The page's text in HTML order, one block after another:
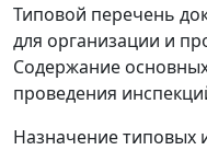
Типовой перечень
для организации и
Содержание
проведения
Назначение типовых